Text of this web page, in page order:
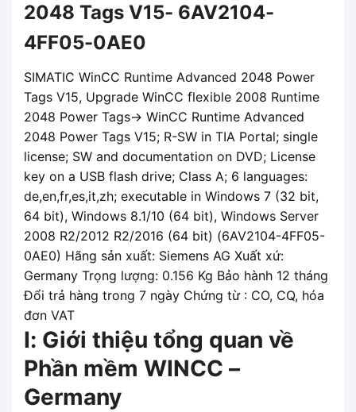
2048 Tags V15- 6AV2104-
4FF05-0AE0
SIMATIC WinCC Runtime Advanced 2048 Power
Tags V15, Upgrade WinCC flexible 2008 Runtime
2048 Power Tags-> WinCC Runtime Advanced
2048 Power Tags V15; R-SW in TIA Portal; single
license; SW and documentation on DVD; License
key on a USB flash drive; Class A; 6 languages:
de,en,fr,es,it,zh; executable in Windows 7 (32 bit,
64 bit), Windows 8.1/10 (64 bit), Windows Server
2008 R2/2012 R2/2016 (64 bit) (6AV2104-4FF05-
0AE0) Hãng sản xuất: Siemens AG Xuất xứ:
Germany Trọng lượng: 0.156 Kg Bảo hành 12 tháng
Đổi trả hàng trong 7 ngày Chứng từ : CO, CQ, hóa
đơn VAT
I: Giới thiệu tổng quan về
Phần mềm WINCC –
Germany